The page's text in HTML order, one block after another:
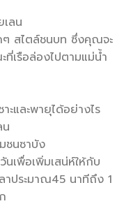
ลน
ๆ สไตล์ชนบท ซึ่งคุณจะ
เรือล่องไปตามแม่น้ำ
ะและพายุได้อย่างไร
ชนซาบัง
เพื่อเพิ่มเสน่ห์ให้กับ
าประมาณ45 นาทีถึง 1